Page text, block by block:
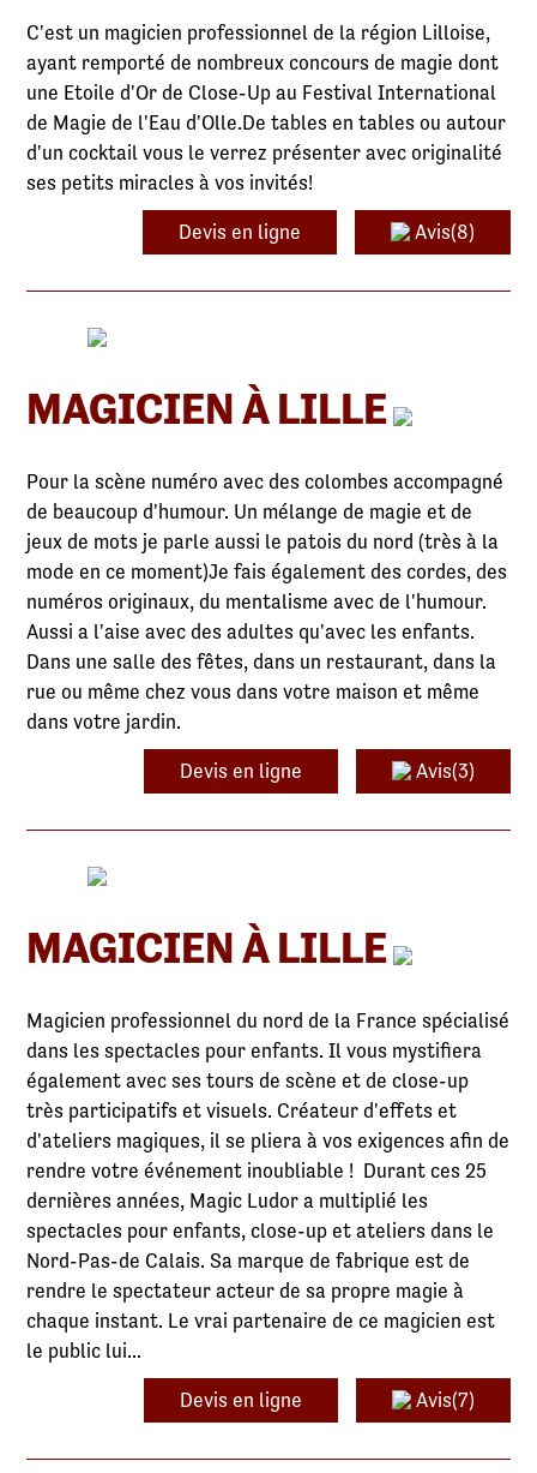
C'est un magicien professionnel de la région Lilloise,
ayant remporté de nombreux concours de magie dont
une Etoile d'Or de Close-Up au Festival International
de Magie de l'Eau d'Olle.De tables en tables ou autour
d'un cocktail vous le verrez présenter avec originalité
ses petits miracles à vos invités!
Devis en ligne Avis(8)
MAGICIEN À LILLE
Pour la scène numéro avec des colombes accompagné
de beaucoup d'humour. Un mélange de magie et de
jeux de mots je parle aussi le patois du nord (très à la
mode en ce moment)Je fais également des cordes, des
numéros originaux, du mentalisme avec de l'humour.
Aussi a l'aise avec des adultes qu'avec les enfants.
Dans une salle des fêtes, dans un restaurant, dans la
rue ou même chez vous dans votre maison et même
dans votre jardin.
Devis en ligne Avis(3)
MAGICIEN À LILLE
Magicien professionnel du nord de la France spécialisé
dans les spectacles pour enfants. Il vous mystifiera
également avec ses tours de scène et de close-up
très participatifs et visuels. Créateur d'effets et
d'ateliers magiques, il se pliera à vos exigences afin de
rendre votre événement inoubliable ! Durant ces 25
dernières années, Magic Ludor a multiplié les
spectacles pour enfants, close-up et ateliers dans le
Nord-Pas-de Calais. Sa marque de fabrique est de
rendre le spectateur acteur de sa propre magie à
chaque instant. Le vrai partenaire de ce magicien est
le public lui...
Devis en ligne Avis(7)